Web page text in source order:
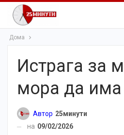
Дома
Истрага за
мора да има
Автор 25минути
на 09/02/2026